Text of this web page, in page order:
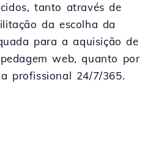
tanto através de
da escolha da
para a aquisição de
web, quanto por
profissional 24/7/365.